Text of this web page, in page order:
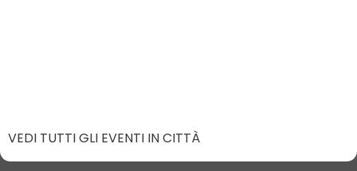
VEDI TUTTI GLI EVENTI IN CITTÀ